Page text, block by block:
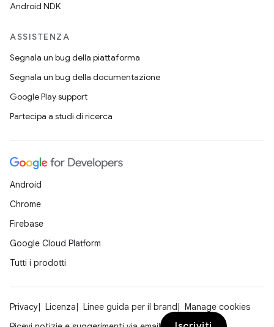
Android NDK
ASSISTENZA
Segnala un bug della piattaforma
Segnala un bug della documentazione
Google Play support
Partecipa a studi di ricerca
Android
Chrome
Firebase
Google Cloud Platform
Tutti i prodotti
Privacy Licenza Linee guida per il brand
Manage cookies